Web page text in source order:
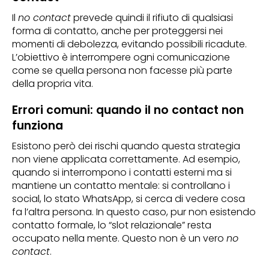
Il no contactprevede quindi il rifiuto di qualsiasi
forma di contatto, anche per proteggersi nei
momenti di debolezza, evitando possibili ricadute.
L’obiettivo è interrompere ogni comunicazione
come se quella persona non facesse più parte
della propria vita.
Errori comuni: quando il no contact non
funziona
Esistono però dei rischi quando questa strategia
non viene applicata correttamente. Ad esempio,
quando si interrompono i contatti esterni ma si
mantiene un contatto mentale: si controllano i
social, lo stato WhatsApp, si cerca di vedere cosa
fa l’altra persona. In questo caso, pur non esistendo
contatto formale, lo “slot relazionale” resta
occupato nella mente. Questo non è un vero no
contact.